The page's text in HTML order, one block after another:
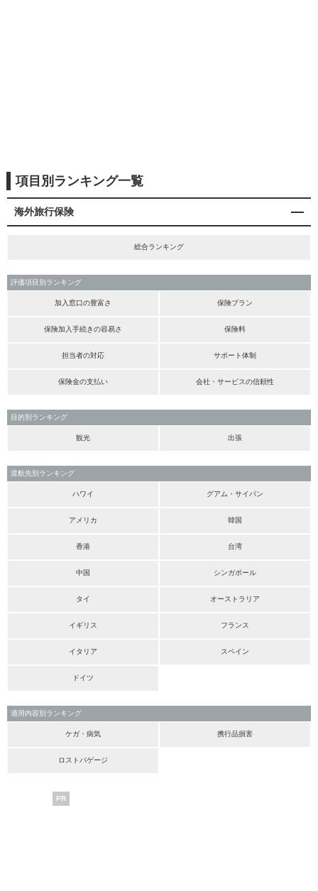
項目別ランキング一覧
海外旅行保険
総合ランキング
評価項目別ランキング
加入窓口の豊富さ 保険プラン
保険加入手続きの容易さ 保険料
担当者の対応 サポート体制
保険金の支払い 会社・サービスの信頼性
目的別ランキング
観光 出張
渡航先別ランキング
ハワイ グアム・サイパン
アメリカ 韓国
香港 台湾
中国 シンガポール
タイ オーストラリア
イギリス フランス
イタリア スペイン
ドイツ
適用内容別ランキング
ケガ・病気 携行品損害
ロストバゲージ
PR